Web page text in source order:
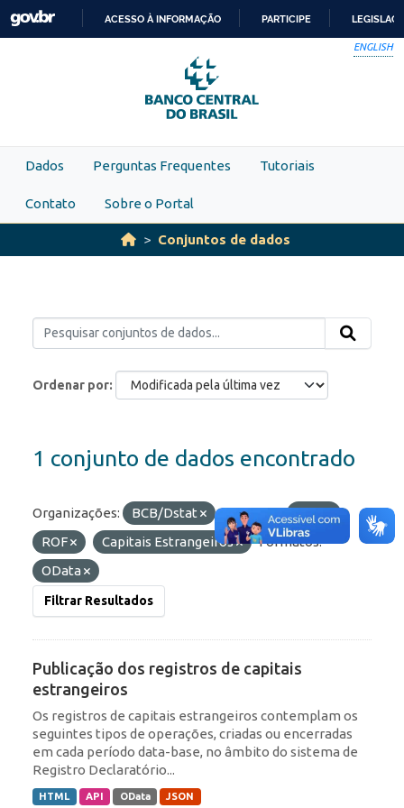
Skip to main content
PARA
O
CONTEÚDO
ACESSO À INFORMAÇÃO PARTICIPE
ENGLISH
Dados Perguntas Frequentes Tutoriais
Contato Sobre o Portal
Conjuntos de dados
Ordenar por
1 conjunto de dados encontrado
Organizações: BCB/Dstat Etiquetas:
RDE
ROF
Capitais Estrangeiros
Formatos:
OData
Filtrar Resultados
Publicação dos registros de capitais
estrangeiros
Os registros de capitais estrangeiros contemplam os
seguintes tipos de operações, criadas ou encerradas
em cada período data-base, no âmbito do sistema de
Registro Declaratório...
HTML API OData JSON